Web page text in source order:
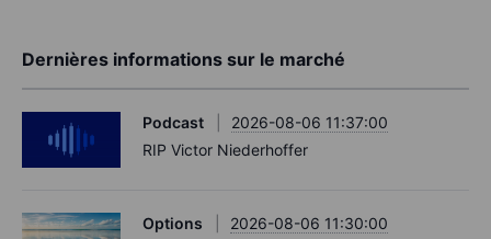
Dernières informations sur le marché
Podcast
2026-08-06 11:37:00
RIP Victor Niederhoffer
Options
2026-08-06 11:30:00